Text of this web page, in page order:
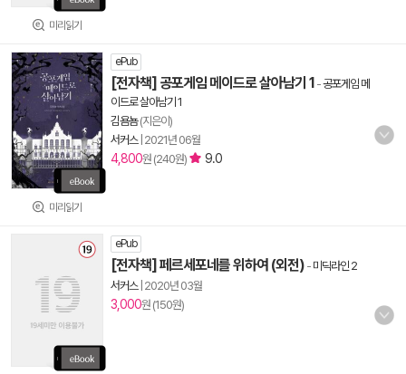
미리읽기
미리읽기
ePub
[전자책] 공포게임 메이드로 살아남기 1 -공포게임 메
이드로 살아남기 1
김욤뇸(지은이)
서커스| 2021년 06월
4,800원 (240원) 9.0
ePub
[전자책] 페르세포네를 위하여 (외전) - 미딕라인 2
서커스| 2020년 03월
3,000원 (150원)